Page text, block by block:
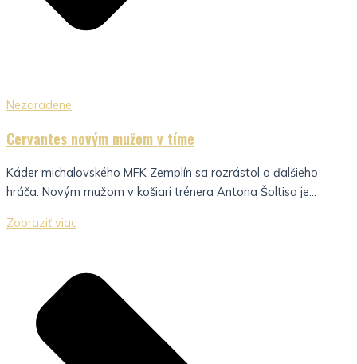
Nezaradené
Cervantes novým mužom v tíme
Káder michalovského MFK Zemplín sa rozrástol o ďalšieho
hráča. Novým mužom v košiari trénera Antona Šoltisa je...
Zobraziť viac